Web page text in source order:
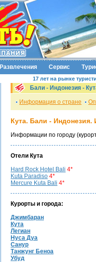
Развлечения Сервис
17 лет на рынке
Бали - Индонезия -
Информация о стране
Кута. Бали - Индонезия.
Информации по городу
Отели Кута
Hard Rock Hotel Bali 4*
Kuta Paradiso 4*
Mercure Kuta Bali 4*
Курорты и города:
Джимбаран
Кута
Легиан
Нуса Дуа
Санур
Танжунг Беноа
Убуд